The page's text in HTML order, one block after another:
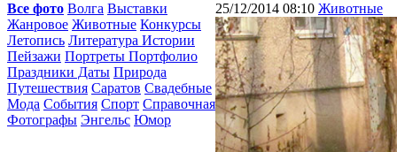
Все фото Волга Выставки
Жанровое Животные Конкурсы
Летопись Литература Истории
Пейзажи Портреты Портфолио
Праздники Даты Природа
Путешествия Саратов Свадебные
Мода События Спорт Справочная
Фотографы Энгельс Юмор
25/12/2014 08:10 Животные